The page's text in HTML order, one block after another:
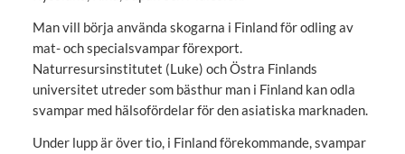
Man vill börja använda skogarna i Finland för odling av
mat- och specialsvampar förexport.
Naturresursinstitutet (Luke) och Östra Finlands
universitet utreder som bästhur man i Finland kan odla
svampar med hälsofördelar för den asiatiska marknaden.
Under lupp är över tio, i Finland förekommande, svampar